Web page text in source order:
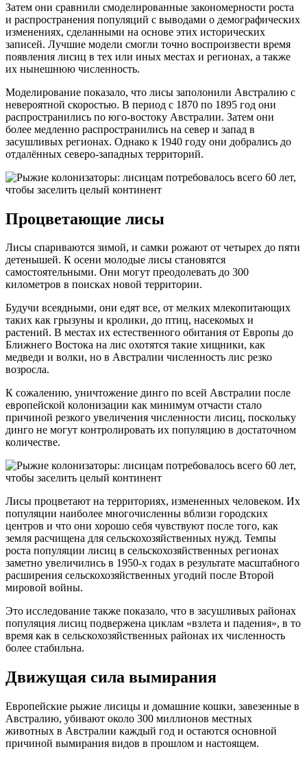
Затем они сравнили смоделированные закономерности роста
и распространения популяций с выводами о демографических
изменениях, сделанными на основе этих исторических
записей. Лучшие модели смогли точно воспроизвести время
появления лисиц в тех или иных местах и регионах, а также
их нынешнюю численность.
Моделирование показало, что лисы заполонили Австралию с
невероятной скоростью. В период с 1870 по 1895 год они
распространились по юго-востоку Австралии. Затем они
более медленно распространились на север и запад в
засушливых регионах. Однако к 1940 году они добрались до
отдалённых северо-западных территорий.
Процветающие лисы
Лисы спариваются зимой, и самки рожают от четырех до пяти
детенышей. К осени молодые лисы становятся
самостоятельными. Они могут преодолевать до 300
километров в поисках новой территории.
Будучи всеядными, они едят все, от мелких млекопитающих
таких как грызуны и кролики, до птиц, насекомых и
растений. В местах их естественного обитания от Европы до
Ближнего Востока на лис охотятся такие хищники, как
медведи и волки, но в Австралии численность лис резко
возросла.
К сожалению, уничтожение динго по всей Австралии после
европейской колонизации как минимум отчасти стало
причиной резкого увеличения численности лисиц, поскольку
динго не могут контролировать их популяцию в достаточном
количестве.
Лисы процветают на территориях, измененных человеком. Их
популяции наиболее многочисленны вблизи городских
центров и что они хорошо себя чувствуют после того, как
земля расчищена для сельскохозяйственных нужд. Темпы
роста популяции лисиц в сельскохозяйственных регионах
заметно увеличились в 1950-х годах в результате масштабного
расширения сельскохозяйственных угодий после Второй
мировой войны.
Это исследование также показало, что в засушливых районах
популяция лисиц подвержена циклам «взлета и падения», в то
время как в сельскохозяйственных районах их численность
более стабильна.
Движущая сила вымирания
Европейские рыжие лисицы и домашние кошки, завезенные в
Австралию, убивают около 300 миллионов местных
животных в Австралии каждый год и остаются основной
причиной вымирания видов в прошлом и настоящем.